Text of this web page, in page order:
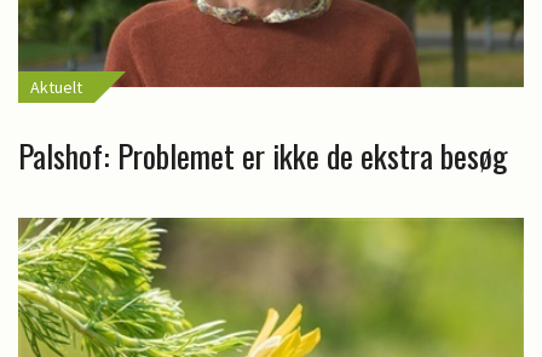
Aktuelt
Palshof: Problemet er ikke de ekstra besøg